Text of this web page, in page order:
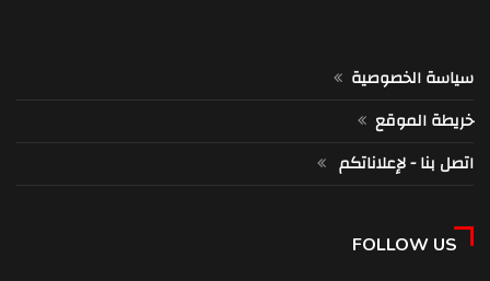
سياسة الخصوصية
خريطة الموقع
اتصل بنا - لإعلاناتكم
FOLLOW US